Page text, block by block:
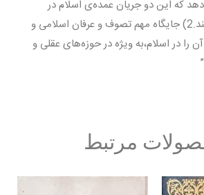
که این دو جریان عمده‌ی اسلام در
اصول ومبانی مشترکند.2) جایگاه مهم تصوف و عرفان اسلامی و
در اسلام،به ویژه در حوزه‌های عقلی و
مرتبط